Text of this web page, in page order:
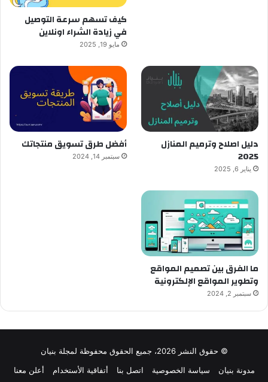
كيف تسهم سرعة التوصيل
في زيادة الشراء اونلاين
مايو 19, 2025
دليل اصلاح وترميم المنازل
2025
يناير 6, 2025
أفضل طرق تسويق منتجاتك
سبتمبر 14, 2024
ما الفرق بين تصميم المواقع
وتطوير المواقع الإلكترونية
سبتمبر 2, 2024
© حقوق النشر 2026، جميع الحقوق محفوظة لمجلة بنيان
مدونة بنيان
سياسة الخصوصية اتصل بنا أتفاقية الأستخدام أعلن معنا